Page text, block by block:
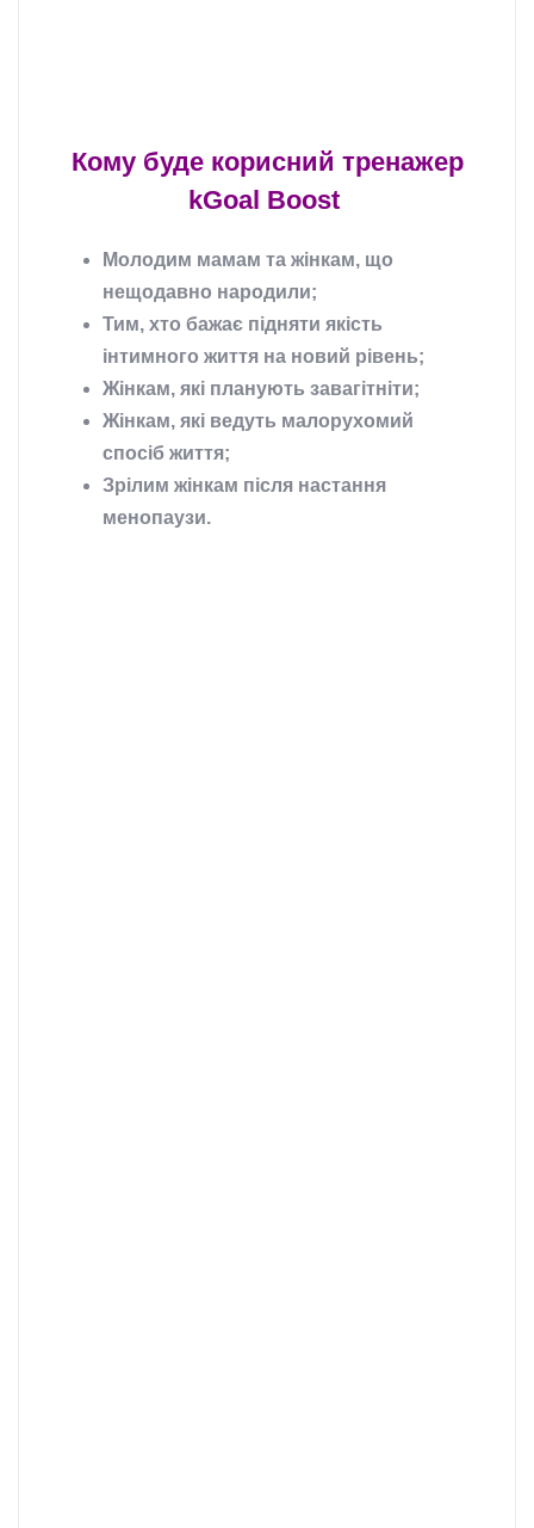
Кому буде корисний тренажер
kGoal Boost
Молодим мамам та жінкам, що
нещодавно народили;
Тим, хто бажає підняти якість
інтимного життя на новий рівень;
Жінкам, які планують завагітніти;
Жінкам, які ведуть малорухомий
спосіб життя;
Зрілим жінкам після настання
менопаузи.